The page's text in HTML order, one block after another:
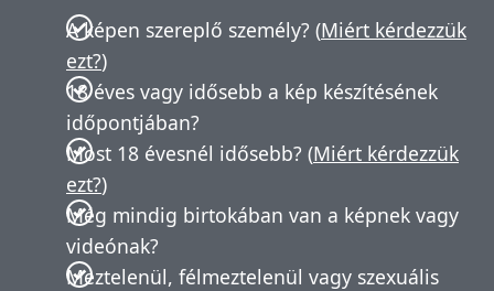
A képen szereplő személy? (Miért kérdezzük
ezt?)
18 éves vagy idősebb a kép készítésének
időpontjában?
Most 18 évesnél idősebb? (Miért kérdezzük
ezt?)
Még mindig birtokában van a képnek vagy
videónak?
Meztelenül, félmeztelenül vagy szexuális